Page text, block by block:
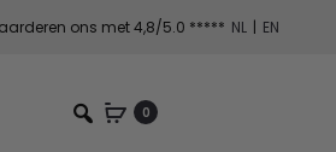
ons met 4,8/5.0 ***** NL | EN
0